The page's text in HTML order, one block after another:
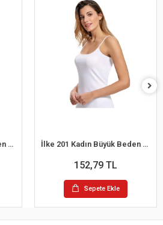
İlke 201 Kadın Büyük Beden Mat Biyeli İp Askılı Atlet Beyaz 3XL /48 İlke 201 Kadın Büyük Beden Mat Biyeli İp Askılı Atlet Beyaz 2XL / 46
152,79 TL
Sepete Ekle